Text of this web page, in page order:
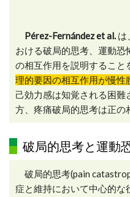
Pérez-Fernández et al. は
おける破局的思考、運動恐
の相互作用を説明すること
理的要因の相互作用が慢性
己効力感は知覚される困難
方、疼痛破局的思考は正の
破局的思考と運動
破局的思考(pain
症と維持において中心的